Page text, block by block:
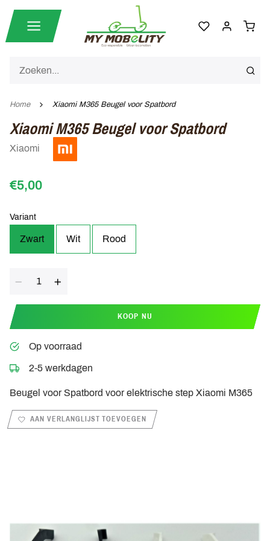
Home Xiaomi M365 Beugel voor Spatbord
Xiaomi M365 Beugel voor Spatbord
Xiaomi
€5,00
Variant
Zwart Wit Rood
KOOP NU
Op voorraad
2-5 werkdagen
Beugel voor Spatbord voor elektrische step Xiaomi M365
AAN VERLANGLIJST TOEVOEGEN